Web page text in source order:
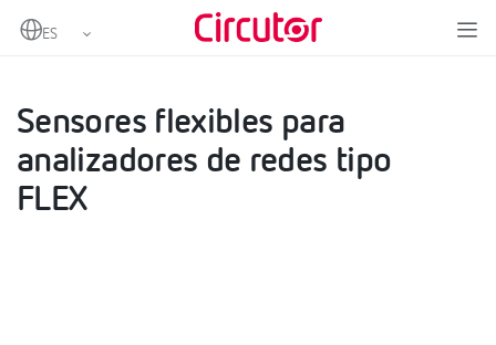
Home
Pinzas y otros accesorios
Sensores flexibles para
analizadores de redes tipo
FLEX